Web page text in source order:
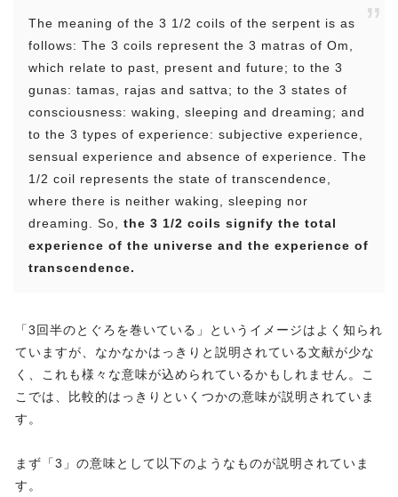
The meaning of the 3 1/2 coils of the serpent is as
follows: The 3 coils represent the 3 matras of Om,
which relate to past, present and future; to the 3
gunas: tamas, rajas and sattva; to the 3 states of
consciousness: waking, sleeping and dreaming; and
to the 3 types of experience: subjective experience,
sensual experience and absence of experience. The
1/2 coil represents the state of transcendence,
where there is neither waking, sleeping nor
dreaming. So, the 3 1/2 coils signify the total
experience of the universe and the experience of
transcendence.
「3回半のとぐろを巻いている」というイメージはよく知られ
ていますが、なかなかはっきりと説明されている文献が少な
く、これも様々な意味が込められているかもしれません。こ
こでは、比較的はっきりといくつかの意味が説明されていま
す。
まず「3」の意味として以下のようなものが説明されていま
す。